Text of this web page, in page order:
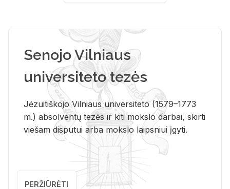
Senojo Vilniaus
universiteto tezės
Jėzuitiškojo Vilniaus universiteto (1579–1773
m.) absolventų tezės ir kiti mokslo darbai, skirti
viešam disputui arba mokslo laipsniui įgyti.
PERŽIŪRĖTI